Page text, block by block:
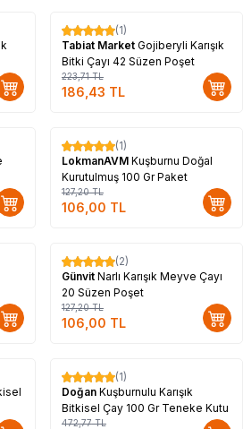
%17
(1)
Tabiat Market Gojiberyli Karışık
Bitki Çayı 42 Süzen Poşet
223,71TL
186,43 TL
%17
(1)
LokmanAVM Kuşburnu Doğal
Kurutulmuş 100 Gr Paket
127,20TL
106,00 TL
%17
(2)
Günvit Narlı Karışık Meyve Çayı
20 Süzen Poşet
127,20TL
106,00 TL
%19
(1)
Doğan Kuşburnulu Karışık
Bitkisel Çay 100 Gr Teneke Kutu
472,77TL